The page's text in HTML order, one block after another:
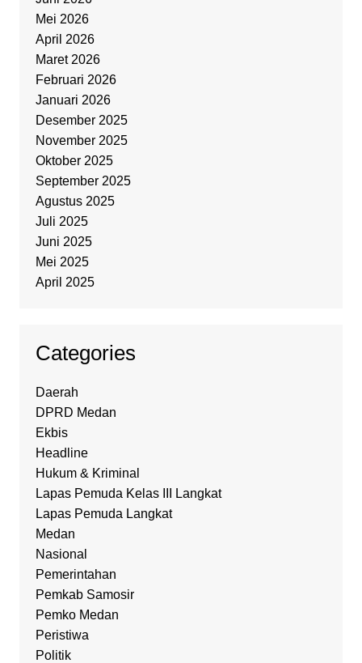
Mei 2026
April 2026
Maret 2026
Februari 2026
Januari 2026
Desember 2025
November 2025
Oktober 2025
September 2025
Agustus 2025
Juli 2025
Juni 2025
Mei 2025
April 2025
Categories
Daerah
DPRD Medan
Ekbis
Headline
Hukum & Kriminal
Lapas Pemuda Kelas III Langkat
Lapas Pemuda Langkat
Medan
Nasional
Pemerintahan
Pemkab Samosir
Pemko Medan
Peristiwa
Politik